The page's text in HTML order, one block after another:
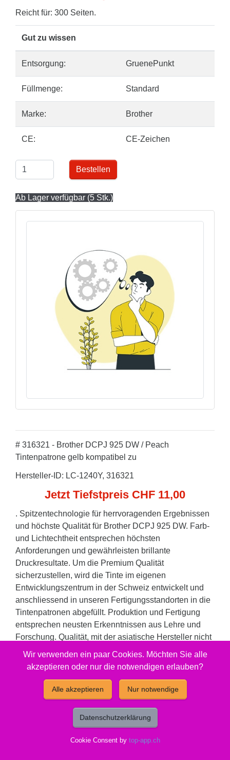
Reicht für: 300 Seiten.
Gut zu wissen
Entsorgung: GruenePunkt
Füllmenge: Standard
Marke: Brother
CE: CE-Zeichen
Bestellen
Ab Lager verfügbar (5 Stk.)
# 316321 - Brother DCPJ 925 DW / Peach
Tintenpatrone gelb kompatibel zu
Hersteller-ID: LC-1240Y, 316321
Jetzt Tiefstpreis CHF 11,00
. Spitzentechnologie für herrvoragenden Ergebnissen
und höchste Qualität für Brother DCPJ 925 DW. Farb-
und Lichtechtheit entsprechen höchsten
Anforderungen und gewährleisten brillante
Druckresultate. Um die Premium Qualität
sicherzustellen, wird die Tinte im eigenen
Entwicklungszentrum in der Schweiz entwickelt und
anschliessend in unseren Fertigungsstandorten in die
Tintenpatronen abgefüllt. Produktion und Fertigung
entsprechen neusten Erkenntnissen aus Lehre und
Forschung. Qualität, mit der asiatische Hersteller nicht
gleichziehen können und dies zu immer noch sehr
attraktiven Preisen. Eine echte Alternative zu teuren
Original Produkten oder Billigsttinten.
Füllmenge: 7.6 ml. Reicht für: 840 Seiten.
GruenePunkt
Wir verwenden ein paar Cookies. Möchten Sie alle
akzeptieren oder nur die notwendigen erlauben?
Alle akzeptieren Nur notwendige
Datenschutzerklärung
Cookie Consent by top-app.ch